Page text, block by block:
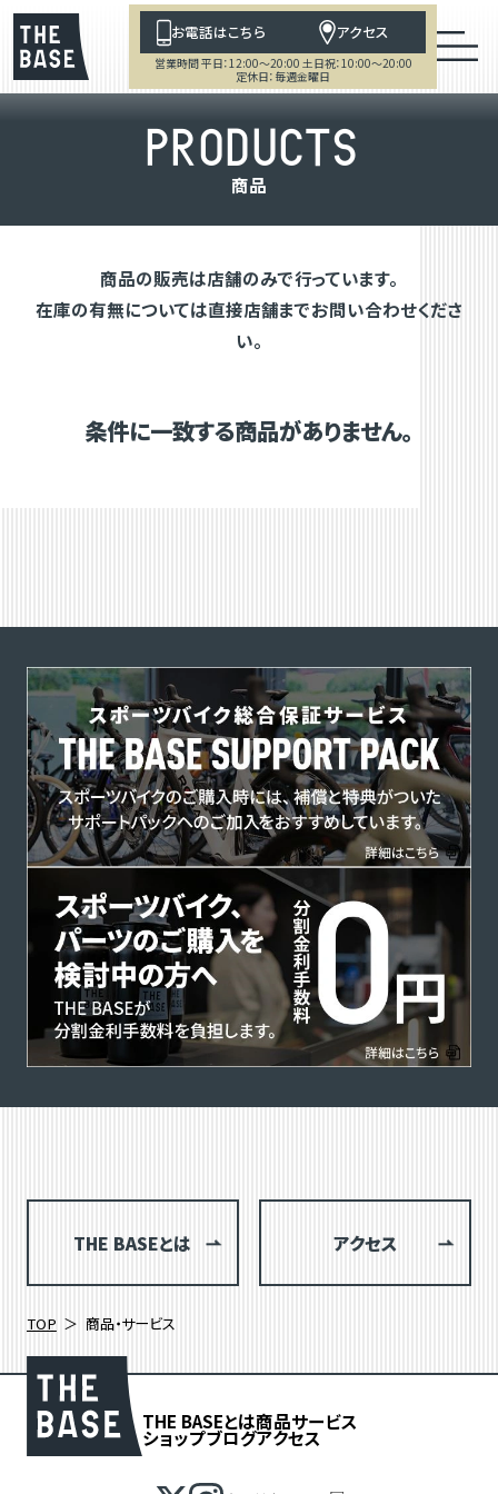
お電話はこちら アクセス
営業時間 平日：12:00～20:00 土日祝：10:00～20:00
定休日：毎週金曜日
PRODUCTS
商品
商品の販売は店舗のみで行っています。
在庫の有無については直接店舗までお問い合わせくださ
い。
条件に一致する商品がありません。
THE BASEとは アクセス
TOP 商品・サービス
THE BASEとは商品サービス
ショップブログアクセス